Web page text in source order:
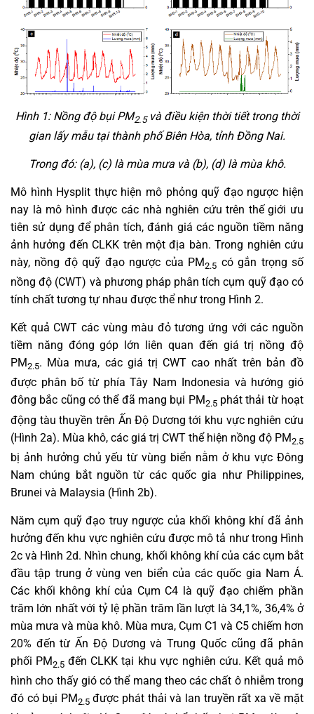
Hình 1: Nồng độ bụi PM2.5và điều kiện thời tiết trong thời
gian lấy mẫu tại thành phố Biên Hòa, tỉnh Đồng Nai.
Trong đó: (a), (c) là mùa mưa và (b), (d) là mùa khô.
Mô hình Hysplit thực hiện mô phỏng quỹ đạo ngược hiện
nay là mô hình được các nhà nghiên cứu trên thế giới ưu
tiên sử dụng để phân tích, đánh giá các nguồn tiềm năng
ảnh hưởng đến CLKK trên một địa bàn. Trong nghiên cứu
này, nồng độ quỹ đạo ngược của PM2.5 có gắn trọng số
nồng độ (CWT) và phương pháp phân tích cụm quỹ đạo có
tính chất tương tự nhau được thể như trong Hình 2.
Kết quả CWT các vùng màu đỏ tương ứng với các nguồn
tiềm năng đóng góp lớn liên quan đến giá trị nồng độ
PM2.5. Mùa mưa, các giá trị CWT cao nhất trên bản đồ
được phân bố từ phía Tây Nam Indonesia và hướng gió
đông bắc cũng có thể đã mang bụi PM2.5phát thải từ hoạt
động tàu thuyền trên Ấn Độ Dương tới khu vực nghiên cứu
(Hình 2a). Mùa khô, các giá trị CWT thể hiện nồng độ PM2.5
bị ảnh hưởng chủ yếu từ vùng biển nằm ở khu vực Đông
Nam chúng bắt nguồn từ các quốc gia như Philippines,
Brunei và Malaysia (Hình 2b).
Năm cụm quỹ đạo truy ngược của khối không khí đã ảnh
hưởng đến khu vực nghiên cứu được mô tả như trong Hình
2c và Hình 2d. Nhìn chung, khối không khí của các cụm bắt
đầu tập trung ở vùng ven biển của các quốc gia Nam Á.
Các khối không khí của Cụm C4 là quỹ đạo chiếm phần
trăm lớn nhất với tỷ lệ phần trăm lần lượt là 34,1%, 36,4% ở
mùa mưa và mùa khô. Mùa mưa, Cụm C1 và C5 chiếm hơn
20% đến từ Ấn Độ Dương và Trung Quốc cũng đã phân
phối PM2.5 đến CLKK tại khu vực nghiên cứu. Kết quả mô
hình cho thấy gió có thể mang theo các chất ô nhiễm trong
đó có bụi PM2.5được phát thải và lan truyền rất xa về mặt